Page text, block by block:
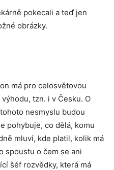
pokecali a teď jen
obrázky.
má pro celosvětovou
tzn. i v Česku. O
nesmyslu budou
pohybuje, co dělá, komu
mluví, kde platil, kolik má
spoustu o čem se ani
šéf rozvědky, která má